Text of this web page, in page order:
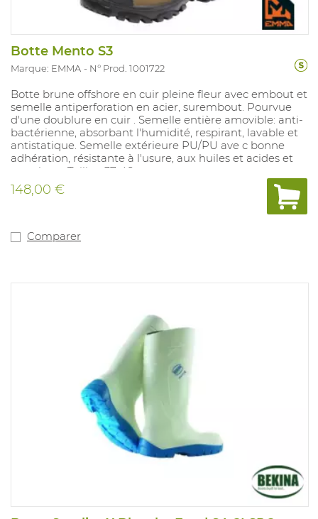
Botte Mento S3
Marque: EMMA N° Prod. 1001722
Botte brune offshore en cuir pleine fleur avec embout et
semelle antiperforation en acier, surembout. Pourvue
d'une doublure en cuir . Semelle entière amovible: anti-
bactérienne, absorbant l'humidité, respirant, lavable et
antistatique. Semelle extérieure PU/PU ave c bonne
adhération, résistante à l'usure, aux huiles et acides et
aux chocs. Tailles: 37-48.
148,00 €
Comparer